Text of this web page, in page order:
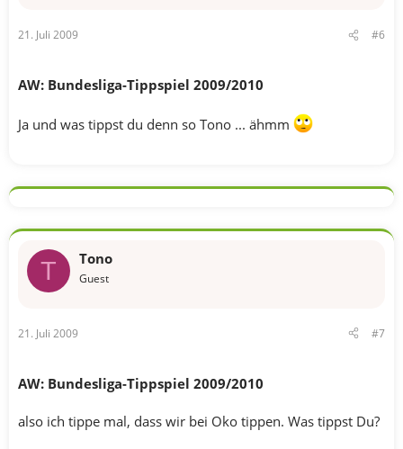
21. Juli 2009 #6
AW: Bundesliga-Tippspiel 2009/2010
Ja und was tippst du denn so Tono ... ähmm
T Tono
Guest
21. Juli 2009 #7
AW: Bundesliga-Tippspiel 2009/2010
also ich tippe mal, dass wir bei Oko tippen. Was tippst Du?